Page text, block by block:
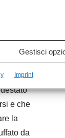
Gestisci
Imprint
e che
la
da